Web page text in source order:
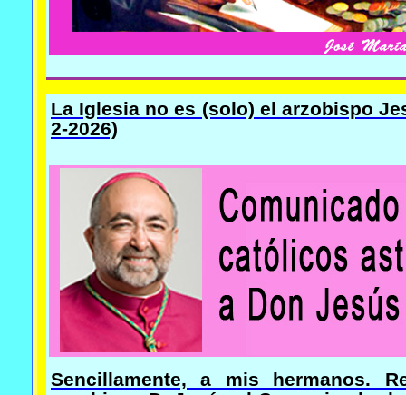
La Iglesia no es (solo) el arzobispo
2-2026)
Sencillamente, a mis hermanos.